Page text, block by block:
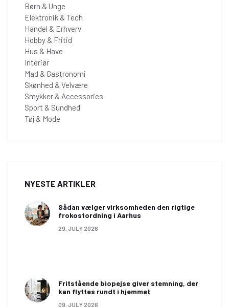
Børn & Unge
Elektronik & Tech
Handel & Erhverv
Hobby & Fritid
Hus & Have
Interiør
Mad & Gastronomi
Skønhed & Velvære
Smykker & Accessories
Sport & Sundhed
Tøj & Mode
NYESTE ARTIKLER
Sådan vælger virksomheden den rigtige
frokostordning i Aarhus
29. JULY 2026
Fritstående biopejse giver stemning, der
kan flyttes rundt i hjemmet
09. JULY 2026